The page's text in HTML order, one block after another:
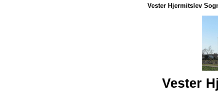
Vester Hjermitslev
Vester